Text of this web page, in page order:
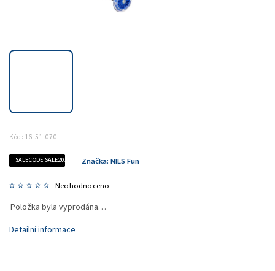
Kód: 16-51-070
SALECODE:SALE20:20:%
Neohodnoceno
Značka: NILS Fun
Položka byla vyprodána…
Detailní informace